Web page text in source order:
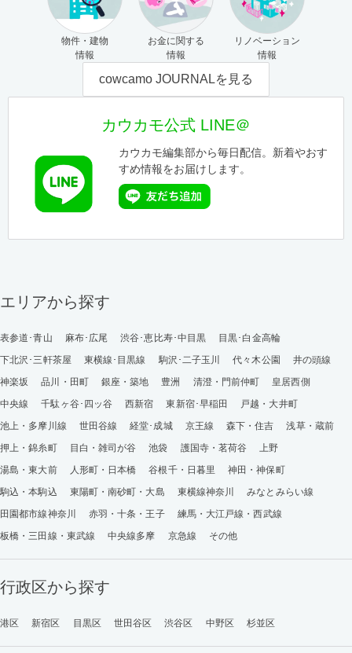
物件・建物
情報
お金に関する
情報
リノベーション
情報
cowcamo JOURNALを見る
カウカモ公式 LINE＠
カウカモ編集部から毎日配信。新着やおす
すめ情報をお届けします。
エリアから探す
表参道･青山 麻布･広尾 渋谷･恵比寿･中目黒
目黒･白金高輪
下北沢･三軒茶屋
東横線･目黒線 駒沢･二子玉川 代々木公園
井の頭線
神楽坂
品川・田町 銀座・築地 豊洲 清澄・門前仲町
皇居西側
中央線
千駄ヶ谷･四ッ谷 西新宿 東新宿･早稲田
戸越・大井町
池上・多摩川線
世田谷線 経堂･成城 京王線 森下・住吉
浅草・蔵前
押上・錦糸町
目白・雑司が谷 池袋 護国寺・茗荷谷
上野
湯島・東大前
人形町・日本橋 谷根千・日暮里
神田・神保町
駒込・本駒込
東陽町・南砂町・大島 東横線神奈川
みなとみらい線
田園都市線神奈川
赤羽・十条・王子
練馬・大江戸線・西武線
板橋・三田線・東武線
中央線多摩 京急線 その他
行政区から探す
港区 新宿区 目黒区 世田谷区 渋谷区 中野区 杉並区